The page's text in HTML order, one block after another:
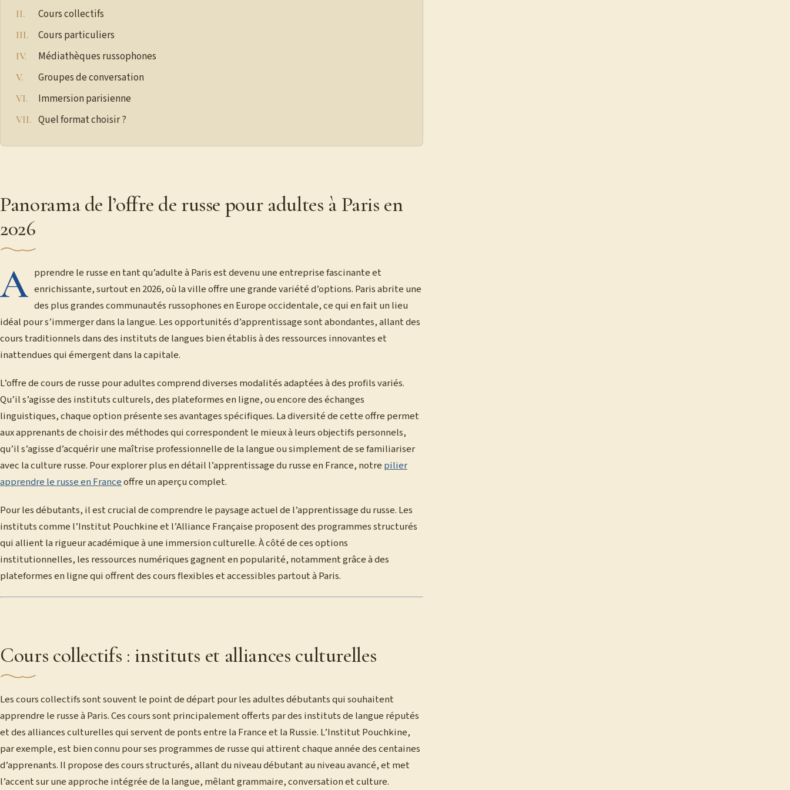
Cours collectifs
Cours particuliers
Médiathèques russophones
Groupes de conversation
Immersion parisienne
Quel format choisir ?
Panorama de l’offre de russe pour adultes à Paris en
2026
A pprendre le russe en tant qu’adulte à Paris est devenu une entreprise fascinante et
enrichissante, surtout en 2026, où la ville offre une grande variété d’options. Paris abrite une
des plus grandes communautés russophones en Europe occidentale, ce qui en fait un lieu
idéal pour s’immerger dans la langue. Les opportunités d’apprentissage sont abondantes, allant des
cours traditionnels dans des instituts de langues bien établis à des ressources innovantes et
inattendues qui émergent dans la capitale.
L’offre de cours de russe pour adultes comprend diverses modalités adaptées à des profils variés.
Qu’il s’agisse des instituts culturels, des plateformes en ligne, ou encore des échanges
linguistiques, chaque option présente ses avantages spécifiques. La diversité de cette offre permet
aux apprenants de choisir des méthodes qui correspondent le mieux à leurs objectifs personnels,
qu’il s’agisse d’acquérir une maîtrise professionnelle de la langue ou simplement de se familiariser
avec la culture russe. Pour explorer plus en détail l’apprentissage du russe en France, notre pilier
apprendre le russe en Franceoffre un aperçu complet.
Pour les débutants, il est crucial de comprendre le paysage actuel de l’apprentissage du russe. Les
instituts comme l’Institut Pouchkine et l’Alliance Française proposent des programmes structurés
qui allient la rigueur académique à une immersion culturelle. À côté de ces options
institutionnelles, les ressources numériques gagnent en popularité, notamment grâce à des
plateformes en ligne qui offrent des cours flexibles et accessibles partout à Paris.
Cours collectifs : instituts et alliances culturelles
Les cours collectifs sont souvent le point de départ pour les adultes débutants qui souhaitent
apprendre le russe à Paris. Ces cours sont principalement offerts par des instituts de langue réputés
et des alliances culturelles qui servent de ponts entre la France et la Russie. L’Institut Pouchkine,
par exemple, est bien connu pour ses programmes de russe qui attirent chaque année des centaines
d’apprenants. Il propose des cours structurés, allant du niveau débutant au niveau avancé, et met
l’accent sur une approche intégrée de la langue, mêlant grammaire, conversation et culture.